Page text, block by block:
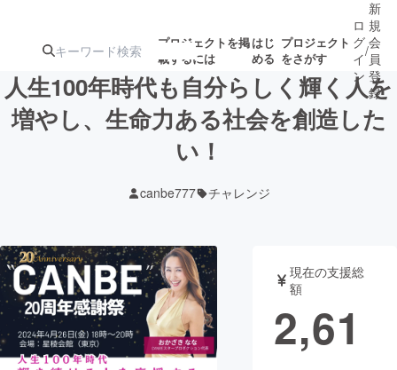
プロジェクトを掲
載するには
はじ
める
プロジェクト
をさがす
注目の新着プロ
テクノロジー・ガジェット
映像・映画 書籍・雑誌
ロ
グ
イ
ン
/
新
規
会
員
登
録
人生100年時代も自分らしく輝く人を
増やし、生命力ある社会を創造した
い！
canbe777 チャレンジ
現在の支援総
額
2,61